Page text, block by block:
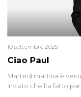
Ciao Paul
10 settembre 2025
Martedì mattina è
inviato che ha fatto